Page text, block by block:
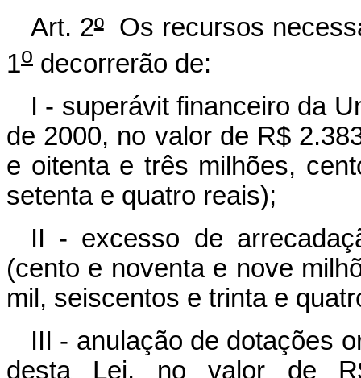
Art. 2ºOs recursos
1o decorrerão de:
I - superávit financeiro da
de 2000, no valor de R$
e oitenta e três milhões,
setenta e quatro reais);
II - excesso de
(cento e noventa e nove
mil, seiscentos e trinta e
III - anulação de dotações
desta Lei, no valor de